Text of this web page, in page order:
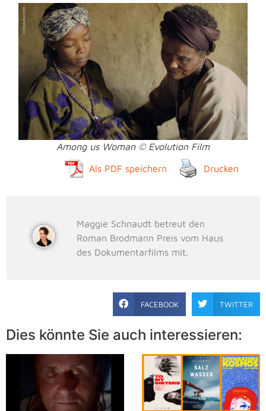
Among us Woman © Evolution Film
Als PDF speichern Drucken
Maggie Schnaudt betreut den
Roman Brodmann Preis vom Haus
des Dokumentarfilms mit.
FACEBOOK TWITTER
Dies könnte Sie auch interessieren: